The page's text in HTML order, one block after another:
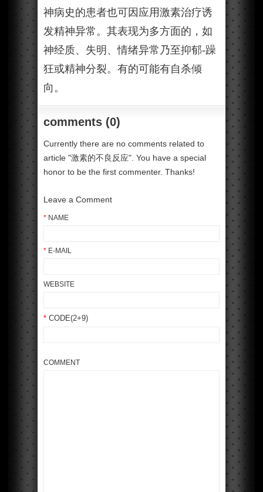
神病史的患者也可因应用激素治疗诱
发精神异常。其表现为多方面的，如
神经质、失明、情绪异常乃至抑郁-躁
狂或精神分裂。有的可能有自杀倾
向。
comments (0)
Currently there are no comments related to
article "激素的不良反应". You have a special
honor to be the first commenter. Thanks!
Leave a Comment
* NAME
* E-MAIL
WEBSITE
* CODE(2+9)
COMMENT